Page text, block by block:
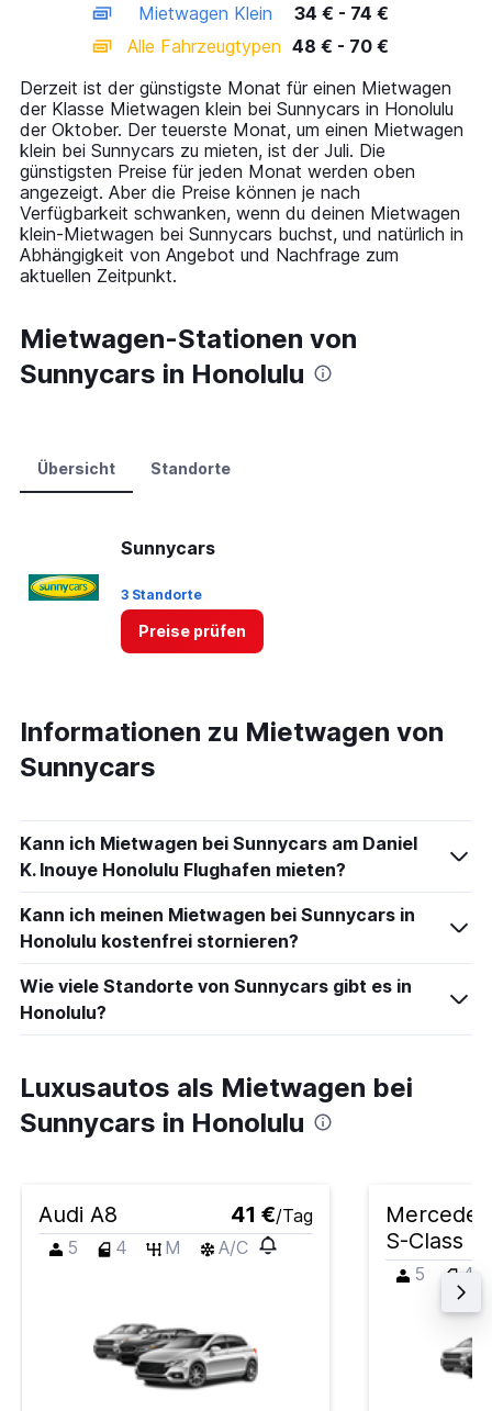
displaying
categories.
14
categories.
The
chart
has
1
Y
axis
displaying
values.
Range:
to
90.
Mietwagen Klein
34 € - 74 €
Alle Fahrzeugtypen 48 € - 70 €
Derzeit ist der günstigste Monat für einen Mietwagen
der Klasse Mietwagen klein bei Sunnycars in Honolulu
der Oktober. Der teuerste Monat, um einen Mietwagen
klein bei Sunnycars zu mieten, ist der Juli. Die
günstigsten Preise für jeden Monat werden oben
angezeigt. Aber die Preise können je nach
Verfügbarkeit schwanken, wenn du deinen Mietwagen
klein-Mietwagen bei Sunnycars buchst, und natürlich in
Abhängigkeit von Angebot und Nachfrage zum
aktuellen Zeitpunkt.
Mietwagen-Stationen von
Sunnycars in Honolulu
Übersicht Standorte
Sunnycars
3 Standorte
Preise prüfen
Informationen zu Mietwagen von
Sunnycars
Kann ich Mietwagen bei Sunnycars am Daniel
K. Inouye Honolulu Flughafen mieten?
Kann ich meinen Mietwagen bei Sunnycars in
Honolulu kostenfrei stornieren?
Wie viele Standorte von Sunnycars gibt es in
Honolulu?
Luxusautos als Mietwagen bei
Sunnycars in Honolulu
Audi A8 41 €/Tag
5
4 M A/C
S-Class
5 4